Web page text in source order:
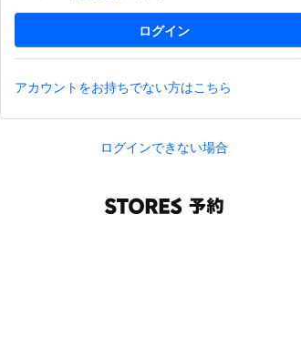
アカウントをお持ちでない方はこちら
ログインできない場合